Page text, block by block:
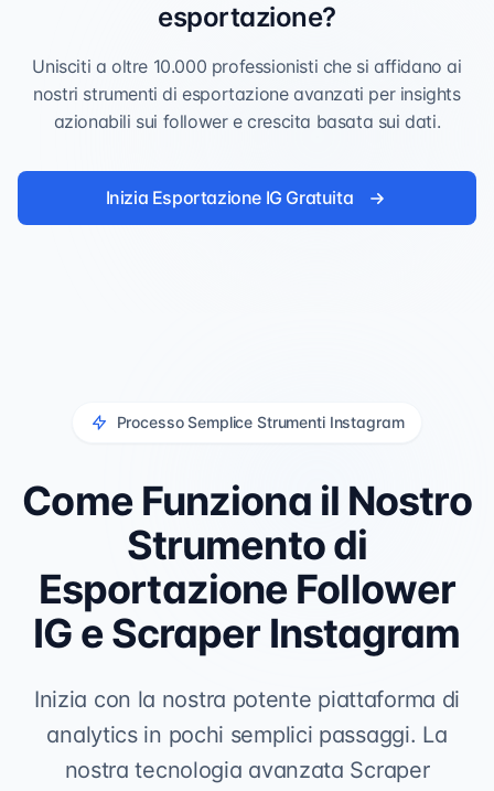
esportazione?
Unisciti a oltre 10.000 professionisti che si affidano ai
nostri strumenti di esportazione avanzati per insights
azionabili sui follower e crescita basata sui dati.
Inizia Esportazione IG Gratuita
Processo Semplice Strumenti Instagram
Come Funziona il Nostro
Strumento di
Esportazione Follower
IG e Scraper Instagram
Inizia con la nostra potente piattaforma di
analytics in pochi semplici passaggi. La
nostra tecnologia avanzata Scraper